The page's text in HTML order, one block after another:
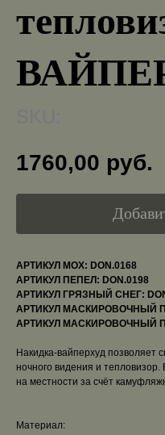
1760,00 руб.
АРТИКУЛ МОХ: DON.0168
АРТИКУЛ ПЕПЕЛ: DON.0198
АРТИКУЛ ГРЯЗНЫЙ СНЕГ:
АРТИКУЛ МАСКИРОВОЧНЫЙ
АРТИКУЛ МАСКИРОВОЧНЫЙ
Накидка-вайперхуд позволяет
ночного видения и
на местности за счёт
Материал: